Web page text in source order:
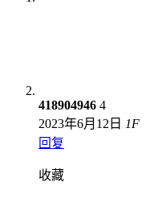
418904946 4
2023年6月12日 1F
回复
收藏